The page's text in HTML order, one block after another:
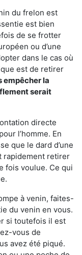
du frelon est
est bien
de se frotter
ou d’une
dans le cas où
est de retirer
empêcher la
serait
directe
l’homme. En
que le dard d’une
rapidement retirer
fois voulue. Ce qui
à venin, faites-
du venin en vous.
si toutefois il est
vous de
avez été piqué.